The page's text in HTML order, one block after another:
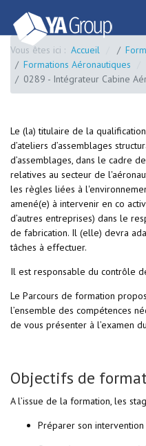
Vous êtes ici : Accueil
Formations Aéronautiques
0289 - Intégrateur Cabine
Le (la) titulaire de la
d’ateliers d’assemblages
d’assemblages, dans le cadre
relatives au secteur de
les règles liées à
amené(e) à intervenir en co
d’autres entreprises) dans le
de fabrication. Il (elle) devra
tâches à effectuer.
Il est responsable du contrôle
Le Parcours de formation
l’ensemble des compétences
de vous présenter à l’examen
Objectifs de
A l’issue de la formation, les
Préparer son intervention